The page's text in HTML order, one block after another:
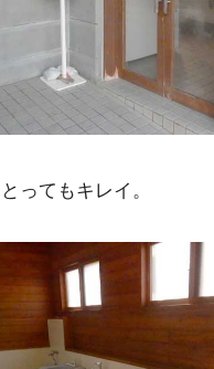
ってもキレイ。